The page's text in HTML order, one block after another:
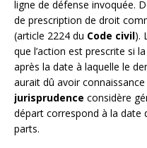
ligne de défense invoquée.
de prescription de droit
(article 2224 du Code civil).
que l’action est prescrite si
après la date à laquelle le
aurait dû avoir
jurisprudence considère
départ correspond à la date
parts.